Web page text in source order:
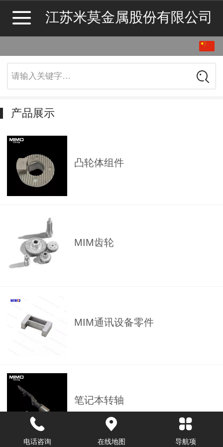
江苏米莫金属股份有限公司
请输入关键字…
产品展示
凸轮体组件
MIM齿轮
MIM通讯设备零件
笔记本转轴
电话咨询 在线地图 导航项